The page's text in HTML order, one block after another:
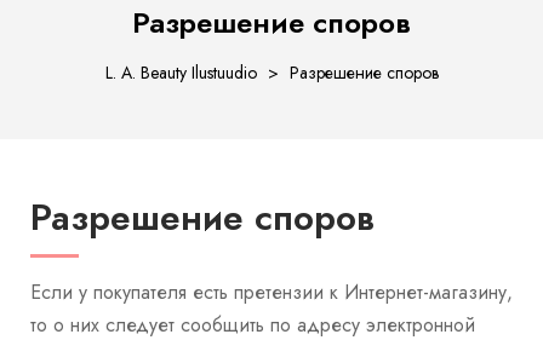
Разрешение споров
L. A. Beauty Ilustuudio > Разрешение споров
Разрешение споров
Если у покупателя есть претензии к Интернет-магазину,
то о них следует сообщить по адресу электронной